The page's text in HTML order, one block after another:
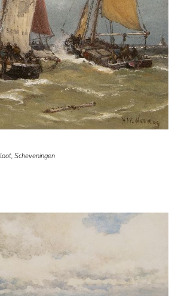
Scheveningen